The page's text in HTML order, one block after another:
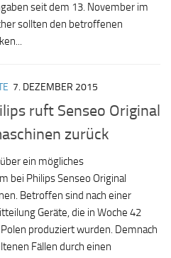
seit dem 13. November im
sollten den betroffenen
7. DEZEMBER 2015
ruft Senseo Original
zurück
ein mögliches
bei Philips Senseo Original
Betroffen sind nach einer
Geräte, die in Woche 42
produziert wurden. Demnach
Fällen durch einen